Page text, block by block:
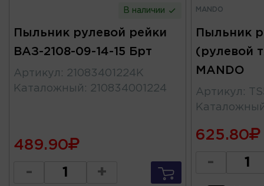
В наличии
Пыльник рулевой рейки
ВАЗ-2108-09-14-15 Брт
Артикул : 21083401224К
Каталожный : 210834001224
489.90
- +
MANDO
Пыльник
(рулевой
MANDO
Артикул :
625.80
-